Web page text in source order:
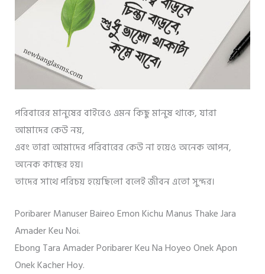
পরিবারের মানুষের বাইরেও এমন কিছু মানুষ থাকে, যারা
আমাদের কেউ নয়,
এবং তারা আমাদের পরিবারের কেউ না হয়েও অনেক আপন,
অনেক কাছের হয়।
তাদের সাথে পরিচয় হয়েছিলো বলেই জীবন এতো সুন্দর।
Poribarer Manuser Baireo Emon Kichu Manus Thake Jara
Amader Keu Noi.
Ebong Tara Amader Poribarer Keu Na Hoyeo Onek Apon
Onek Kacher Hoy.